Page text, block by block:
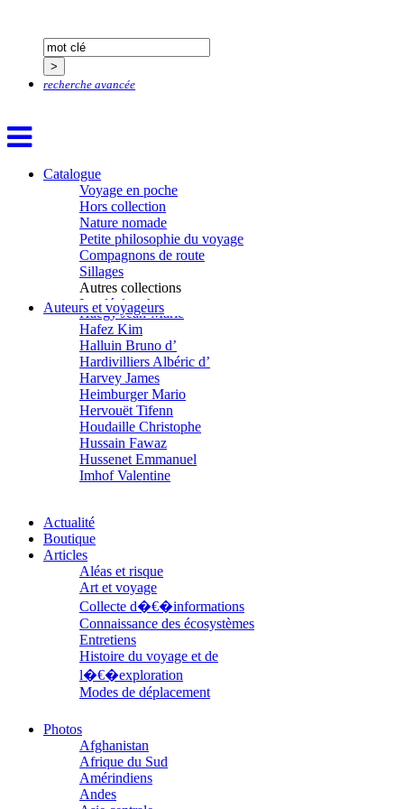
recherche avancée
Catalogue
Voyage en poche
Hors collection
Nature nomade
Petite philosophie du voyage
Compagnons de route
Sillages
Autres collections
La clé des champs
Chemins d’étoiles
Visions
Auteurs et voyageurs
Garde François
Gaullier Tanneguy
Gemme Pierre
Grange Florent
Gras Cédric
Griette Olivier
Guéguéniat Jean-Yves
Guerrier Gérard
Guillemot Agnès
Guillotel Pierre-Antoine
Guyon Élizabeth
Haegy Jean-Marie
Hafez Kim
Halluin Bruno d’
Hardivilliers Albéric d’
Harvey James
Heimburger Mario
Hervouët Tifenn
Houdaille Christophe
Hussain Fawaz
Hussenet Emmanuel
Imhof Valentine
Janichon Gérard
Kerouedan Annie
Klein Julie
Klotz Lætitia
Klvana Ilya
Kotry Jérôme
La Brosse Gaële de
Labouche Didier
Lacarrière Jacques
Lacrampe Corine
Lagny Laurence
Laheurte Marielle
Lanni Dominique
Lanouguère-Bruneau Virginie
Lantz François
Lautier-Gaud Jean
Le Maître Anne
Actualité
Boutique
Articles
Aléas et risque
Art et voyage
Collecte d�€�informations
Connaissance des écosystèmes
Entretiens
Histoire du voyage et de
l�€�exploration
Modes de déplacement
Parcours choisis
Patrimoine
Petite ethnographie
Portraits
Questions de survie
Réflexions
Photos
Afghanistan
Afrique du Sud
Amérindiens
Andes